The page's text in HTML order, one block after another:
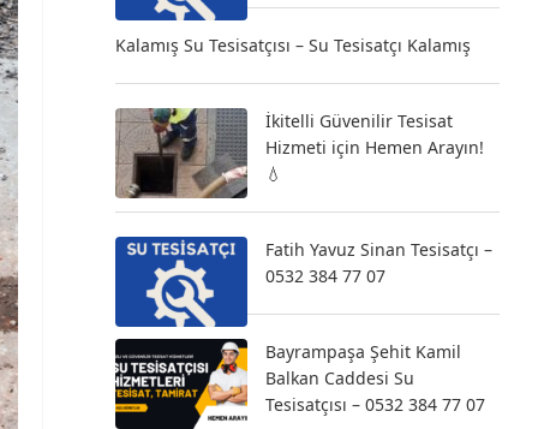
Kalamış Su Tesisatçısı – Su Tesisatçı Kalamış
İkitelli Güvenilir Tesisat
Hizmeti için Hemen Arayın!
💧
Fatih Yavuz Sinan Tesisatçı –
0532 384 77 07
Bayrampaşa Şehit Kamil
Balkan Caddesi Su
Tesisatçısı – 0532 384 77 07